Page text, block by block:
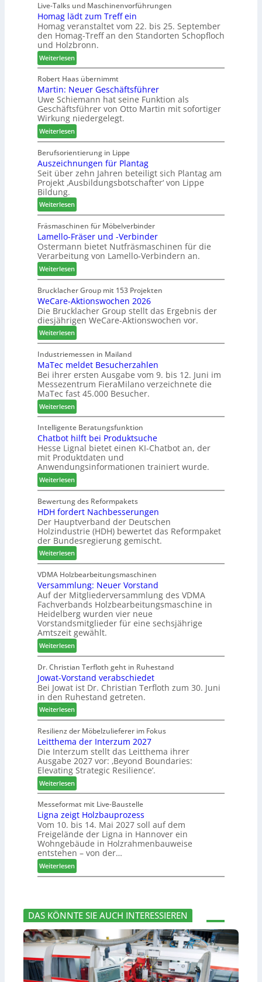
l
l
e
n
a
u
f
ü
r
W
e
m
h
ö
n
e
r
c
h
e
n
s
t
a
u
r
a
u
m
-
S
o
r
t
i
m
e
n
t
Live-Talks und Maschinenvorführungen
Homag lädt zum Treff ein
Homag veranstaltet vom 22. bis 25. September
den Homag-Treff an den Standorten Schopfloch
und Holzbronn.
Weiterlesen:
H
o
m
a
g
l
ä
d
t
z
u
m
r
e
f
f
e
i
n
Robert Haas übernimmt
Martin: Neuer Geschäftsführer
Uwe Schiemann hat seine Funktion als
Geschäftsführer von Otto Martin mit sofortiger
Wirkung niedergelegt.
Weiterlesen:
M
a
r
t
i
:
N
e
u
e
r
G
e
s
c
h
ä
t
s
f
ü
h
r
r
Berufsorientierung in Lippe
Auszeichnungen für Plantag
Seit über zehn Jahren beteiligt sich Plantag am
Projekt ‚Ausbildungsbotschafter‘ von Lippe
Bildung.
Weiterlesen:
A
u
s
z
e
c
h
n
u
n
e
n
f
ü
r
P
a
n
t
a
g
Fräsmaschinen für Möbelverbinder
Lamello-Fräser und -Verbinder
Ostermann bietet Nutfräsmaschinen für die
Verarbeitung von Lamello-Verbindern an.
Weiterlesen:
L
a
m
e
l
o
-
F
r
ä
s
r
u
n
d
-
V
e
r
b
i
n
d
e
r
Brucklacher Group mit 153 Projekten
WeCare-Aktionswochen 2026
Die Brucklacher Group stellt das Ergebnis der
diesjährigen WeCare-Aktionswochen vor.
Weiterlesen:
W
e
C
a
r
e
-
A
k
t
i
o
n
s
w
o
c
h
e
n
2
0
2
6
Industriemessen in Mailand
MaTec meldet Besucherzahlen
Bei ihrer ersten Ausgabe vom 9. bis 12. Juni im
Messezentrum FieraMilano verzeichnete die
MaTec fast 45.000 Besucher.
Weiterlesen:
M
a
T
e
c
m
e
l
d
e
t
B
e
s
u
c
h
e
r
z
a
h
l
e
n
Intelligente Beratungsfunktion
Chatbot hilft bei Produktsuche
Hesse Lignal bietet einen KI-Chatbot an, der
mit Produktdaten und
Anwendungsinformationen trainiert wurde.
Weiterlesen:
C
h
a
t
b
o
t
h
i
l
f
t
b
e
i
P
r
o
d
u
k
t
s
u
c
h
e
Bewertung des Reformpakets
HDH fordert Nachbesserungen
Der Hauptverband der Deutschen
Holzindustrie (HDH) bewertet das Reformpaket
der Bundesregierung gemischt.
Weiterlesen:
H
D
H
f
o
r
d
e
r
t
N
a
c
h
b
e
s
s
e
r
u
n
g
e
n
VDMA Holzbearbeitungsmaschinen
Versammlung: Neuer Vorstand
Auf der Mitgliederversammlung des VDMA
Fachverbands Holzbearbeitungsmaschine in
Heidelberg wurden vier neue
Vorstandsmitglieder für eine sechsjährige
Amtszeit gewählt.
Weiterlesen:
V
e
r
s
a
m
l
u
n
g
:
e
u
e
r
V
o
r
s
t
d
Dr. Christian Terfloth geht in Ruhestand
Jowat-Vorstand verabschiedet
Bei Jowat ist Dr. Christian Terfloth zum 30. Juni
in den Ruhestand getreten.
Weiterlesen:
J
o
w
a
t
-
V
o
r
s
t
a
n
d
v
e
b
s
c
h
e
d
Resilienz der Möbelzulieferer im Fokus
Leitthema der Interzum 2027
Die Interzum stellt das Leitthema ihrer
Ausgabe 2027 vor: ‚Beyond Boundaries:
Elevating Strategic Resilience‘.
Weiterlesen:
L
e
i
t
t
h
e
m
a
r
I
n
t
r
Messeformat mit Live-Baustelle
Ligna zeigt Holzbauprozess
Vom 10. bis 14. Mai 2027 soll auf dem
Freigelände der Ligna in Hannover ein
Wohngebäude in Holzrahmenbauweise
entstehen – von der…
Weiterlesen:
L
n
a
z
e
g
DAS KÖNNTE SIE AUCH INTERESSIEREN